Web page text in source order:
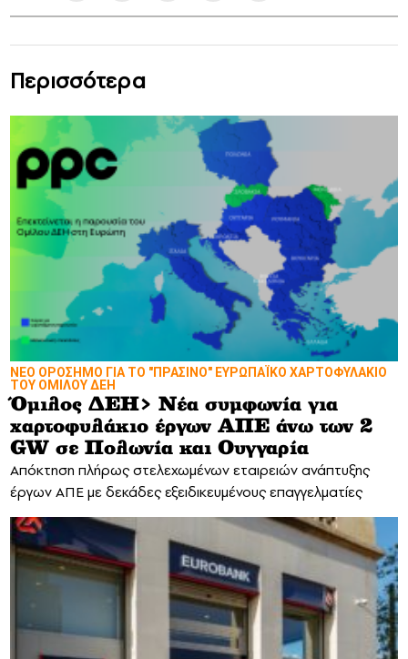
Περισσότερα
ΝΕΟ ΟΡΟΣΗΜΟ ΓΙΑ ΤΟ "ΠΡΑΣΙΝΟ" ΕΥΡΩΠΑΪΚΟ ΧΑΡΤΟΦΥΛΑΚΙΟ
ΤΟΥ ΟΜΙΛΟΥ ΔΕΗ
Όμιλος ΔΕΗ> Νέα συμφωνία για
χαρτοφυλάκιο έργων ΑΠΕ άνω των 2
GW σε Πολωνία και Ουγγαρία
Απόκτηση πλήρως στελεχωμένων εταιρειών ανάπτυξης
έργων ΑΠΕ με δεκάδες εξειδικευμένους επαγγελματίες